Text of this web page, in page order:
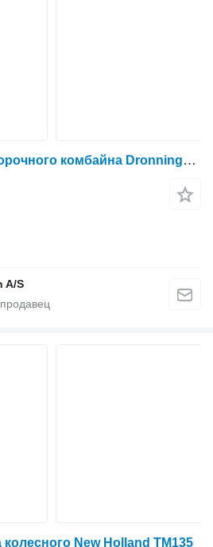
Кабина для зерноуборочного комбайна Dronningborg D3000
A/S
колесного New Holland TM135